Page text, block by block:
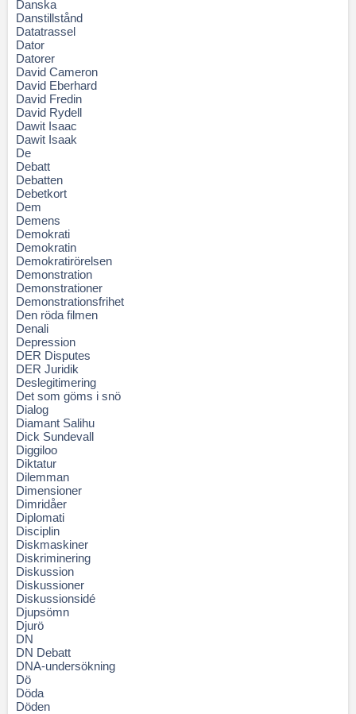
Danska
Danstillstånd
Datatrassel
Dator
Datorer
David Cameron
David Eberhard
David Fredin
David Rydell
Dawit Isaac
Dawit Isaak
De
Debatt
Debatten
Debetkort
Dem
Demens
Demokrati
Demokratin
Demokratirörelsen
Demonstration
Demonstrationer
Demonstrationsfrihet
Den röda filmen
Denali
Depression
DER Disputes
DER Juridik
Deslegitimering
Det som göms i snö
Dialog
Diamant Salihu
Dick Sundevall
Diggiloo
Diktatur
Dilemman
Dimensioner
Dimridåer
Diplomati
Disciplin
Diskmaskiner
Diskriminering
Diskussion
Diskussioner
Diskussionsidé
Djupsömn
Djurö
DN
DN Debatt
DNA-undersökning
Dö
Döda
Döden